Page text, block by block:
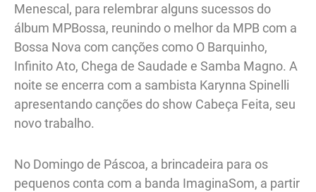
Menescal, para relembrar alguns sucessos do
álbum MPBossa, reunindo o melhor da MPB com a
Bossa Nova com canções como O Barquinho,
Infinito Ato, Chega de Saudade e Samba Magno. A
noite se encerra com a sambista Karynna Spinelli
apresentando canções do show Cabeça Feita, seu
novo trabalho.
No Domingo de Páscoa, a brincadeira para os
pequenos conta com a banda ImaginaSom, a partir